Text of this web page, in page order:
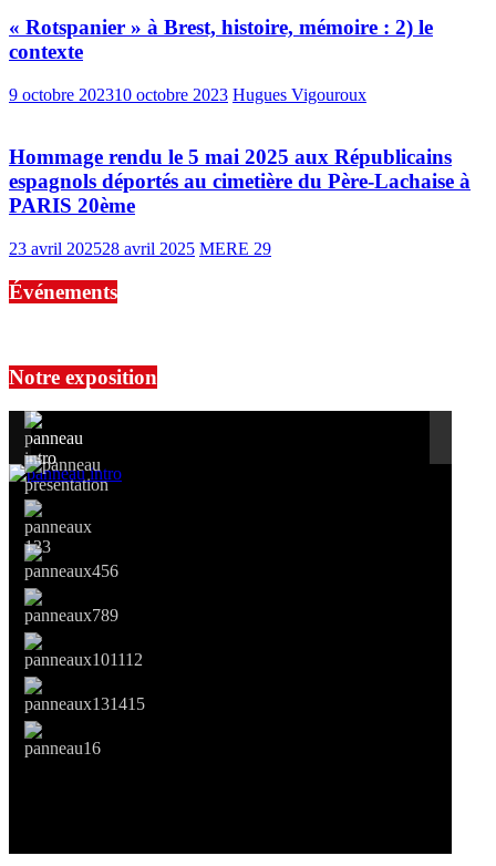
« Rotspanier » à Brest, histoire, mémoire : 2) le
contexte
9 octobre 202310 octobre 2023 Hugues Vigouroux
Hommage rendu le 5 mai 2025 aux Républicains
espagnols déportés au cimetière du Père-Lachaise à
PARIS 20ème
23 avril 202528 avril 2025 MERE 29
Événements
Notre exposition